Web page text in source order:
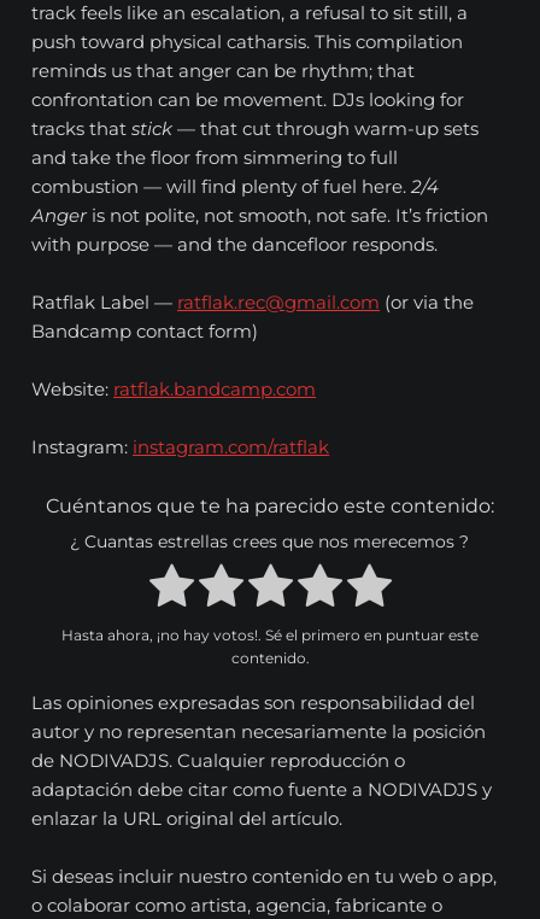
track feels like an escalation, a refusal to sit still, a
push toward physical catharsis. This compilation
reminds us that anger can be rhythm; that
confrontation can be movement. DJs looking for
tracks thatstick — that cut through warm-up sets
and take the floor from simmering to full
combustion — will find plenty of fuel here.2/4
Angeris not polite, not smooth, not safe. It’s friction
with purpose — and the dancefloor responds.
Ratflak Label — ratflak.rec@gmail.com (or via the
Bandcamp contact form)
Website: ratflak.bandcamp.com
Instagram: instagram.com/ratflak
Cuéntanos que te ha parecido este contenido:
¿ Cuantas estrellas crees que nos merecemos ?
Hasta ahora, ¡no hay votos!. Sé el primero en puntuar este
contenido.
Las opiniones expresadas son responsabilidad del
autor y no representan necesariamente la posición
de NODIVADJS. Cualquier reproducción o
adaptación debe citar como fuente a NODIVADJS y
enlazar la URL original del artículo.
Si deseas incluir nuestro contenido en tu web o app,
o colaborar como artista, agencia, fabricante o